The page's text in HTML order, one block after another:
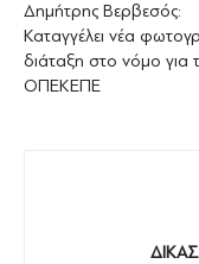
Δημήτρης Βερβεσός:
Καταγγέλει νέα
διάταξη στο νόμο για
ΟΠΕΚΕΠΕ